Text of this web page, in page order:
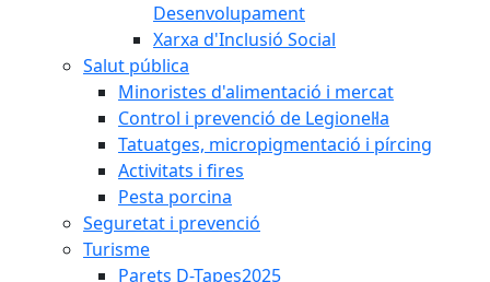
Desenvolupament
Xarxa d'Inclusió Social
Salut pública
Minoristes d'alimentació i mercat
Control i prevenció de Legionel·la
Tatuatges, micropigmentació i pírcing
Activitats i fires
Pesta porcina
Seguretat i prevenció
Turisme
Parets D-Tapes2025